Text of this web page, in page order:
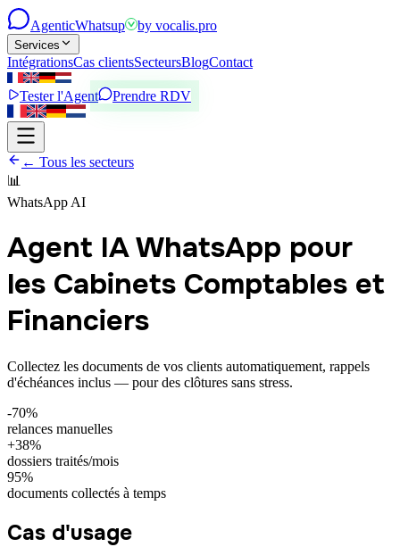
AgenticWhatsup by vocalis.pro
Services
IntégrationsCas clientsSecteursBlogContact
Tester l'Agent Prendre RDV
← Tous les secteurs
📊
WhatsApp AI
Agent IA WhatsApp pour
les Cabinets Comptables et
Financiers
Collectez les documents de vos clients automatiquement, rappels
d'échéances inclus — pour des clôtures sans stress.
-70%
relances manuelles
+38%
dossiers traités/mois
95%
documents collectés à temps
Cas d'usage